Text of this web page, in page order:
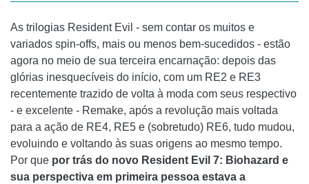
As trilogias Resident Evil - sem contar os muitos e
variados spin-offs, mais ou menos bem-sucedidos - estão
agora no meio de sua terceira encarnação: depois das
glórias inesquecíveis do início, com um RE2 e RE3
recentemente trazido de volta à moda com seus respectivo
- e excelente - Remake, após a revolução mais voltada
para a ação de RE4, RE5 e (sobretudo) RE6, tudo mudou,
evoluindo e voltando às suas origens ao mesmo tempo.
Por que por trás do novo Resident Evil 7: Biohazard e
sua perspectiva em primeira pessoa estava a